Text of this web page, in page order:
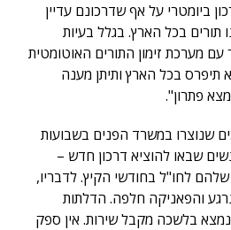
ביומטרי על אף שדרכונם עדיין
תורים בכל הארץ. בגלל בעיות
מערכת זימון התורים האוטומטית
תיפרס בכל הארץ ותיתן מענה
שנוצרו במשרד הפנים בשבועות
שבאו להוציא דרכון חדש –
לחו"ל בחודשי הקיץ. לדבריו,
והפאניקה חלפה. הדלתות
כל מי שנמצא בלשכה מקבל שירות. אין ספק